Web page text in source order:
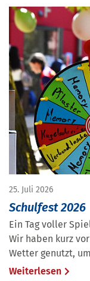
25. Juli 2026
Schulfest 2026
Ein Tag voller
Wir haben kurz
Wetter genutzt,
Weiterlesen